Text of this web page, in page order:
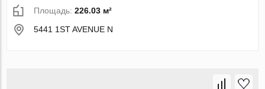
Площадь:226.03 м²
5441 1ST AVENUE N